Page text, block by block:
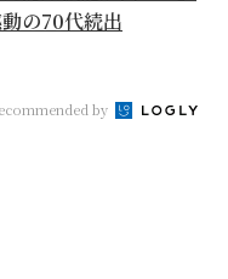
の70代続出
by